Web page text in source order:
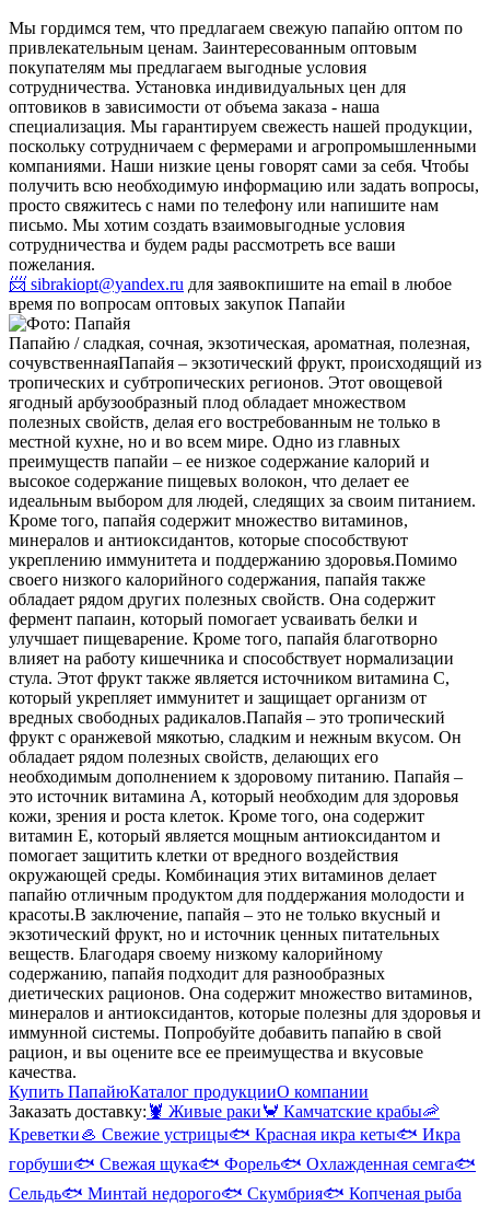
Мы гордимся тем, что предлагаем свежую папайю оптом по
привлекательным ценам. Заинтересованным оптовым
покупателям мы предлагаем выгодные условия
сотрудничества. Установка индивидуальных цен для
оптовиков в зависимости от объема заказа - наша
специализация. Мы гарантируем свежесть нашей продукции,
поскольку сотрудничаем с фермерами и агропромышленными
компаниями. Наши низкие цены говорят сами за себя. Чтобы
получить всю необходимую информацию или задать вопросы,
просто свяжитесь с нами по телефону или напишите нам
письмо. Мы хотим создать взаимовыгодные условия
сотрудничества и будем рады рассмотреть все ваши
пожелания.
📨 sibrakiopt@yandex.ru для заявокпишите на email в любое
время по вопросам оптовых закупок Папайи
Папайю / сладкая, сочная, экзотическая, ароматная, полезная,
сочувственнаяПапайя – экзотический фрукт, происходящий из
тропических и субтропических регионов. Этот овощевой
ягодный арбузообразный плод обладает множеством
полезных свойств, делая его востребованным не только в
местной кухне, но и во всем мире. Одно из главных
преимуществ папайи – ее низкое содержание калорий и
высокое содержание пищевых волокон, что делает ее
идеальным выбором для людей, следящих за своим питанием.
Кроме того, папайя содержит множество витаминов,
минералов и антиоксидантов, которые способствуют
укреплению иммунитета и поддержанию здоровья.Помимо
своего низкого калорийного содержания, папайя также
обладает рядом других полезных свойств. Она содержит
фермент папаин, который помогает усваивать белки и
улучшает пищеварение. Кроме того, папайя благотворно
влияет на работу кишечника и способствует нормализации
стула. Этот фрукт также является источником витамина C,
который укрепляет иммунитет и защищает организм от
вредных свободных радикалов.Папайя – это тропический
фрукт с оранжевой мякотью, сладким и нежным вкусом. Он
обладает рядом полезных свойств, делающих его
необходимым дополнением к здоровому питанию. Папайя –
это источник витамина A, который необходим для здоровья
кожи, зрения и роста клеток. Кроме того, она содержит
витамин Е, который является мощным антиоксидантом и
помогает защитить клетки от вредного воздействия
окружающей среды. Комбинация этих витаминов делает
папайю отличным продуктом для поддержания молодости и
красоты.В заключение, папайя – это не только вкусный и
экзотический фрукт, но и источник ценных питательных
веществ. Благодаря своему низкому калорийному
содержанию, папайя подходит для разнообразных
диетических рационов. Она содержит множество витаминов,
минералов и антиоксидантов, которые полезны для здоровья и
иммунной системы. Попробуйте добавить папайю в свой
рацион, и вы оцените все ее преимущества и вкусовые
качества.
Купить ПапайюКаталог продукцииО компании
Заказать доставку: 🦞 Живые раки🦀 Камчатские крабы🦐
Креветки🦪 Свежие устрицы🐟 Красная икра кеты🐟 Икра
горбуши🐟 Свежая щука🐟 Форель🐟 Охлажденная семга🐟
Сельдь🐟 Минтай недорого🐟 Скумбрия🐟 Копченая рыба